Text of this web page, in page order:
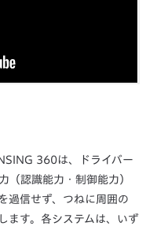
360は、ドライバー
（認識能力・制御能力）
過信せず、つねに周囲の
ます。各システムは、いず